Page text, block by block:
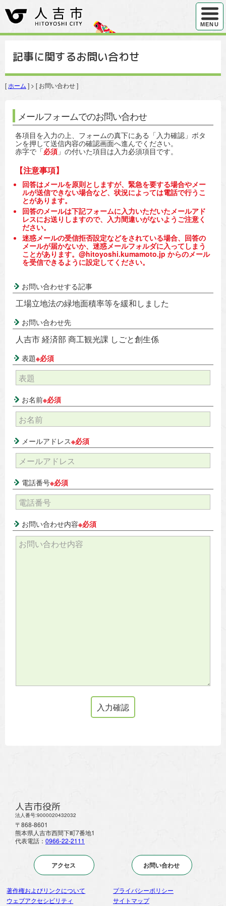
ハンバ
MENU
記事に関するお問い合わせ
[ ホーム ] > [ お問い合わせ ]
メールフォームでのお問い合わせ
各項目を入力の上、フォームの真下にある「入力確認」ボタ
ンを押して送信内容の確認画面へ進んでください。
赤字で「必須 」の付いた項目は入力必須項目です。
【注意事項】
回答はメールを原則としますが、緊急を要する場合やメー
ルが送信できない場合など、状況によっては電話で行うこ
とがあります。
回答のメールは下記フォームに入力いただいたメールアド
レスにお送りしますので、入力間違いがないようご注意く
ださい。
迷惑メールの受信拒否設定などをされている場合、回答の
メールが届かないか、迷惑メールフォルダに入ってしまう
ことがあります。@hitoyoshi.kumamoto.jp からのメール
を受信できるように設定してください。
お問い合わせする記事
工場立地法の緑地面積率等を緩和しました
お問い合わせ先
人吉市 経済部 商工観光課 しごと創生係
表題※必須
お名前※必須
メールアドレス※必須
電話番号※必須
お問い合わせ内容※必須
人吉市役所
法人番号:9000020432032
〒868-8601
熊本県人吉市西間下町7番地1
代表電話： 0966-22-2111
アクセス お問い合わせ
著作権およびリンクについて
プライバシーポリシー
ウェブアクセシビリティ
サイトマップ